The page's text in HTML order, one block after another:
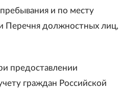
и по месту
Перечня должностных лиц,
предоставлении
граждан Российской